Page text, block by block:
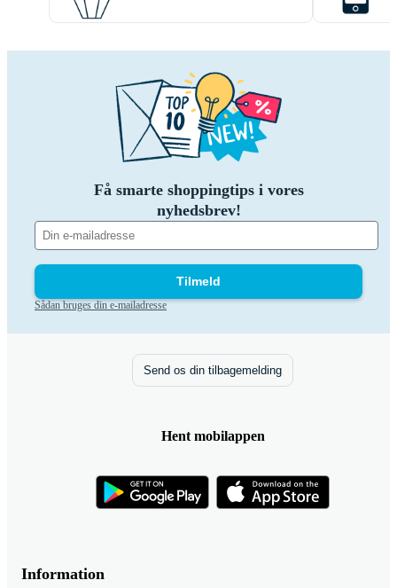
Få smarte shoppingtips i vores
nyhedsbrev!
Tilmeld
Sådan bruges din e-mailadresse
Information
Send os din tilbagemelding
Hent mobilappen